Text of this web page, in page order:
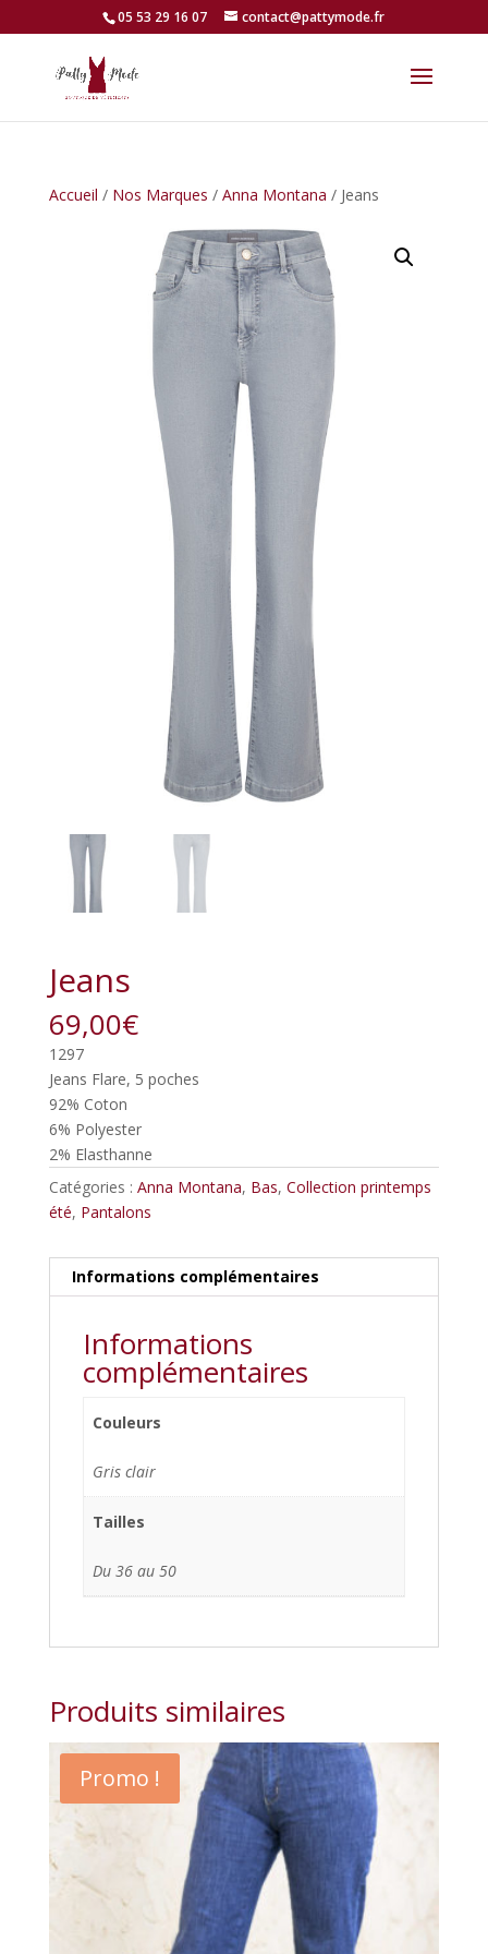
05 53 29 16 07 contact@pattymode.fr
Accueil / Nos Marques / Anna Montana / Jeans
Jeans
69,00€
1297
Jeans Flare, 5 poches
92% Coton
6% Polyester
2% Elasthanne
Catégories : Anna Montana, Bas, Collection printemps
été, Pantalons
Informations complémentaires
Informations
complémentaires
Couleurs
Gris clair
Tailles
Du 36 au 50
Produits similaires
Promo !